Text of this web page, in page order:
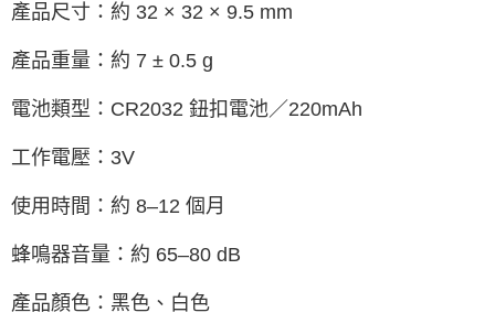
產品尺寸：約 32 × 32 × 9.5 mm
產品重量：約 7 ± 0.5 g
電池類型：CR2032 鈕扣電池／220mAh
工作電壓：3V
使用時間：約 8–12 個月
蜂鳴器音量：約 65–80 dB
產品顏色：黑色、白色